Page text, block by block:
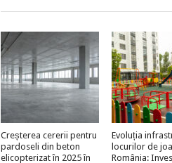
Creșterea cererii pentru
pardoseli din beton
elicopterizat în 2025 în
Evoluția
locurilor de
România: